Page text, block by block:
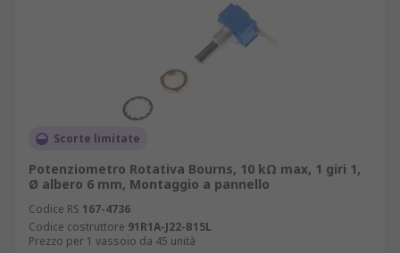
Scorte limitate
Potenziometro Rotativa Bourns, 10 kΩ max, 1 giri 1,
Ø albero 6 mm, Montaggio a pannello
Codice RS 167-4736
Codice costruttore 91R1A-J22-B15L
Prezzo per 1 vassoio da 45 unità